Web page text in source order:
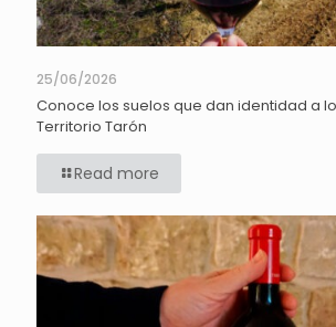
25/06/2026
Conoce los suelos que dan identidad a
Territorio Tarón
Read more